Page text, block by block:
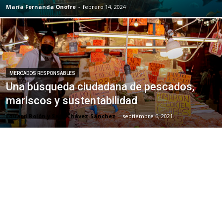
María Fernanda Onofre - febrero 14, 2024
MERCADOS RESPONSABLES
Una búsqueda ciudadana de pescados,
mariscos y sustentabilidad
Eduard Rolón y Sara Chávez-Sánchez - septiembre 6, 2021